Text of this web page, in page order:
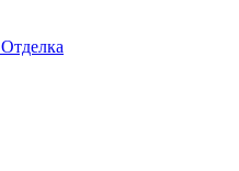
Отделка